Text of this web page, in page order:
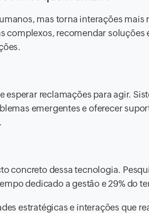
mas torna interações
complexos, recomendar
esperar reclamações para agir.
emergentes e oferecer
concreto dessa tecnologia.
dedicado a gestão e 29% do
estratégicas e interações que